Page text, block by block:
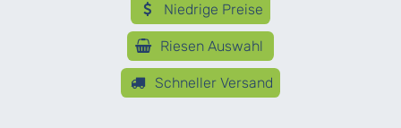
Niedrige Preise
Riesen Auswahl
Schneller Versand